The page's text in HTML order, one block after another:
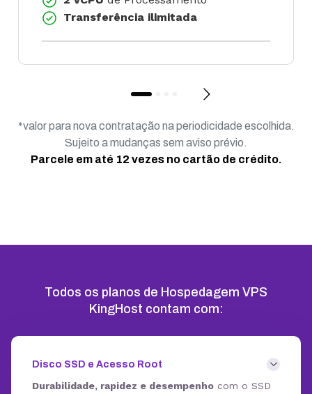
Transferência ilimitada
*valor para nova contratação na periodicidade escolhida.
Sujeito a mudanças sem aviso prévio.
Parcele em até 12 vezes no cartão de crédito.
Todos os planos de Hospedagem VPS
KingHost contam com:
Disco SSD e Acesso Root
Durabilidade, rapidez e desempenho com o SSD